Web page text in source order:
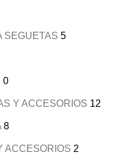
SEGUETAS 5
0
Y ACCESORIOS 12
8
ACCESORIOS 2